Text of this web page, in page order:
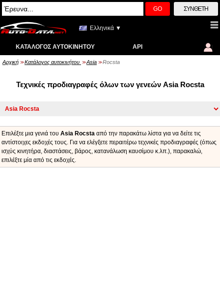
GO ΣΎΝΘΕΤΗ
Ελληνικά ▼
ΚΑΤΆΛΟΓΟΣ ΑΥΤΟΚΙΝΉΤΟΥ API
Αρχική >> Κατάλογος αυτοκινήτου >> Asia >> Rocsta
Τεχνικές προδιαγραφές όλων των γενεών Asia Rocsta
Επιλέξτε μια γενιά του Asia Rocsta από την παρακάτω λίστα για να δείτε τις
αντίστοιχες εκδοχές τους. Για να ελέγξετε περαιτέρω τεχνικές προδιαγραφές (όπως
ισχύς κινητήρα, διαστάσεις, βάρος, κατανάλωση καυσίμου κ.λπ.), παρακαλώ,
επιλέξτε μία από τις εκδοχές.